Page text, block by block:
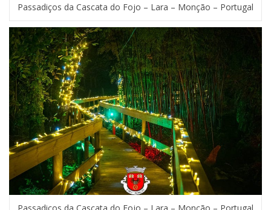
Passadiços da Cascata do Fojo – Lara – Monção – Portugal